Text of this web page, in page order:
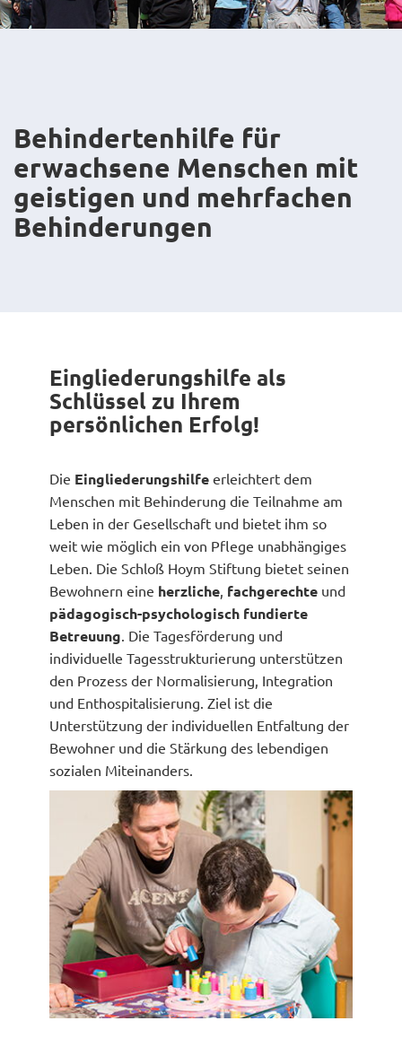
Behindertenhilfe für
erwachsene Menschen mit
geistigen und mehrfachen
Behinderungen
Eingliederungshilfe als
Schlüssel zu Ihrem
persönlichen Erfolg!
Die Eingliederungshilfe erleichtert dem
Menschen mit Behinderung die Teilnahme am
Leben in der Gesellschaft und bietet ihm so
weit wie möglich ein von Pflege unabhängiges
Leben. Die Schloß Hoym Stiftung bietet seinen
Bewohnern eine herzliche, fachgerechte und
pädagogisch-psychologisch fundierte
Betreuung. Die Tagesförderung und
individuelle Tagesstrukturierung unterstützen
den Prozess der Normalisierung, Integration
und Enthospitalisierung. Ziel ist die
Unterstützung der individuellen Entfaltung der
Bewohner und die Stärkung des lebendigen
sozialen Miteinanders.